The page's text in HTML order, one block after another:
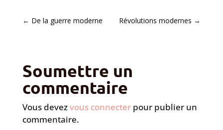
← De la guerre moderne Révolutions modernes →
Soumettre un
commentaire
Vous devezvous connecterpour publier un
commentaire.